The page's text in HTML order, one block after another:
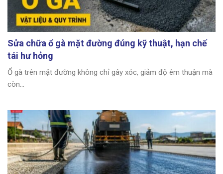
Sửa chữa ổ gà mặt đường đúng kỹ thuật, hạn chế
tái hư hỏng
Ổ gà trên mặt đường không chỉ gây xóc, giảm độ êm thuận mà
còn...